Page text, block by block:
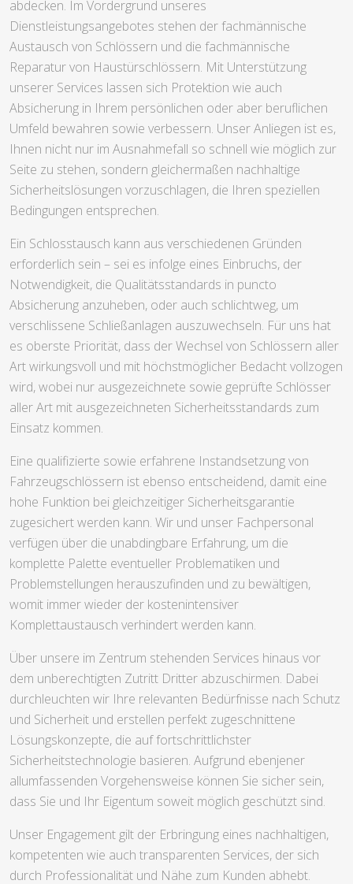
abdecken. Im Vordergrund unseres
Dienstleistungsangebotes stehen der fachmännische
Austausch von Schlössern und die fachmännische
Reparatur von Haustürschlössern. Mit Unterstützung
unserer Services lassen sich Protektion wie auch
Absicherung in Ihrem persönlichen oder aber beruflichen
Umfeld bewahren sowie verbessern. Unser Anliegen ist es,
Ihnen nicht nur im Ausnahmefall so schnell wie möglich zur
Seite zu stehen, sondern gleichermaßen nachhaltige
Sicherheitslösungen vorzuschlagen, die Ihren speziellen
Bedingungen entsprechen.
Ein Schlosstausch kann aus verschiedenen Gründen
erforderlich sein – sei es infolge eines Einbruchs, der
Notwendigkeit, die Qualitätsstandards in puncto
Absicherung anzuheben, oder auch schlichtweg, um
verschlissene Schließanlagen auszuwechseln. Für uns hat
es oberste Priorität, dass der Wechsel von Schlössern aller
Art wirkungsvoll und mit höchstmöglicher Bedacht vollzogen
wird, wobei nur ausgezeichnete sowie geprüfte Schlösser
aller Art mit ausgezeichneten Sicherheitsstandards zum
Einsatz kommen.
Eine qualifizierte sowie erfahrene Instandsetzung von
Fahrzeugschlössern ist ebenso entscheidend, damit eine
hohe Funktion bei gleichzeitiger Sicherheitsgarantie
zugesichert werden kann. Wir und unser Fachpersonal
verfügen über die unabdingbare Erfahrung, um die
komplette Palette eventueller Problematiken und
Problemstellungen herauszufinden und zu bewältigen,
womit immer wieder der kostenintensiver
Komplettaustausch verhindert werden kann.
Über unsere im Zentrum stehenden Services hinaus vor
dem unberechtigten Zutritt Dritter abzuschirmen. Dabei
durchleuchten wir Ihre relevanten Bedürfnisse nach Schutz
und Sicherheit und erstellen perfekt zugeschnittene
Lösungskonzepte, die auf fortschrittlichster
Sicherheitstechnologie basieren. Aufgrund ebenjener
allumfassenden Vorgehensweise können Sie sicher sein,
dass Sie und Ihr Eigentum soweit möglich geschützt sind.
Unser Engagement gilt der Erbringung eines nachhaltigen,
kompetenten wie auch transparenten Services, der sich
durch Professionalität und Nähe zum Kunden abhebt.